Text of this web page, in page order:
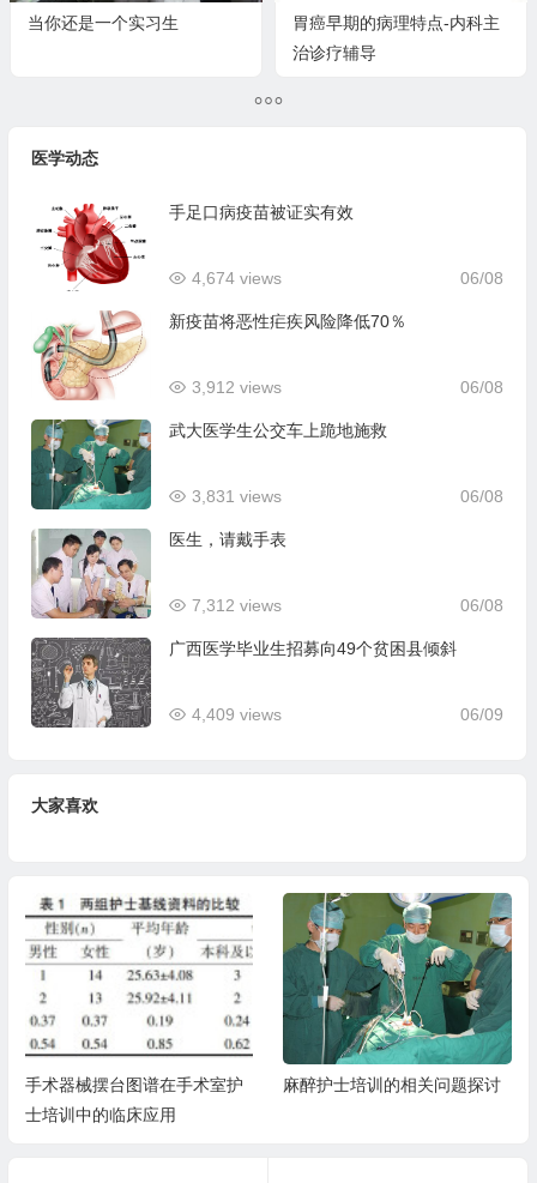
当你还是一个实习生
胃癌早期的病理特点-内科主
治诊疗辅导
医学动态
手足口病疫苗被证实有效
06/08
4,674 views
新疫苗将恶性疟疾风险降低70％
06/08
3,912 views
武大医学生公交车上跪地施救
06/08
3,831 views
医生，请戴手表
06/08
7,312 views
广西医学毕业生招募向49个贫困县倾斜
06/09
4,409 views
大家喜欢
手术器械摆台图谱在手术室护
士培训中的临床应用
麻醉护士培训的相关问题探讨